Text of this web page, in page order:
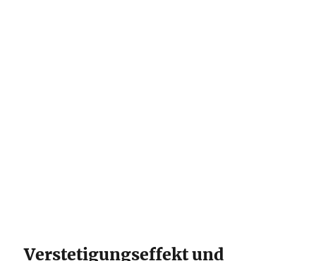
Verstetigungseffekt und